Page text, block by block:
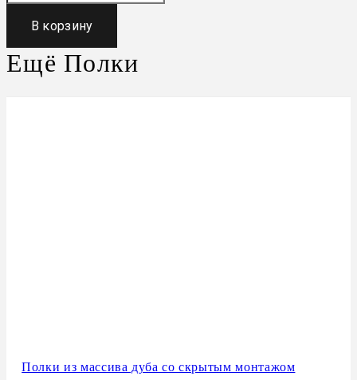
В корзину
Ещё Полки
Полки из массива дуба со скрытым монтажом